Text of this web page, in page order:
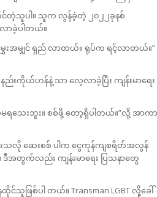
ထိုင်တဲ့သူပါ။ သူက လွန်ခဲ့တဲ့ ၂၀၂၂ခုနစ်
ာခဲ့ပါတယ်။
ေးအမျှင် ရှည် လာတယ်။ ရုပ်က ရင့်လာတယ်။”
ကိုယ်ဟန်နဲ့ သာ လေ့လာခဲ့ပြီး ကျန်းမာရေး
ရသေးဘူး။ စစ်ဖို့ တော့ရှိပါတယ်။”လို့ အာကာ
းသလို ဆေးစစ် ပါက ငွေကုန်ကျစရိတ်အလွန်
ဒီအတွက်လည်း ကျန်းမာရေး ပြသနာတွေ
င်သူဖြစ်ပါ တယ်။ Transman LGBT လို့ခေါ်